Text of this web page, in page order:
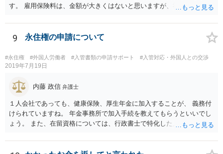
す。 雇用保険料は、金額が大きくはないと思いますが、社会保険はか
難しい問題の一つなので、年金事務所および必要に応じて社労士にも
相談されるといいでしょう。
9 永住権の申請について
#永住権 #外国人労働者 #入管書類の申請サポート #入管対応・外国人との交渉
2019年7月19日
内藤 政信 弁護士
１人会社であっても、健康保険、厚生年金に加入することが、 義務付
けられていますね。 年金事務所で加入手続を教えてもらうといいでし
ょう。 また、在留資格については、行政書士で特化した人が何人も い
人は少ないですね。